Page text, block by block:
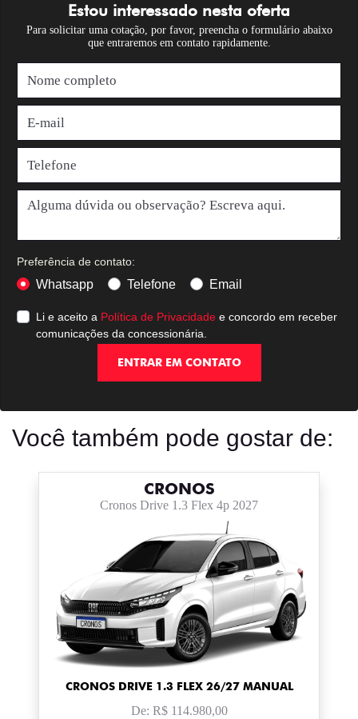
Estou interessado nesta oferta
Para solicitar uma cotação, por favor, preencha o formulário abaixo
que entraremos em contato rapidamente.
Preferência de contato:
Whatsapp Telefone Email
Li e aceito a Política de Privacidade e concordo em receber
comunicações da concessionária.
ENTRAR EM CONTATO
Você também pode gostar de:
CRONOS
Cronos Drive 1.3 Flex 4p 2027
CRONOS DRIVE 1.3 FLEX 26/27 MANUAL
De: R$ 114.980,00